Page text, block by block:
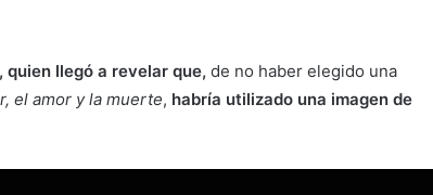
quien llegó a revelar que, de no haber elegido una
el amor y la muerte, habría utilizado una imagen de